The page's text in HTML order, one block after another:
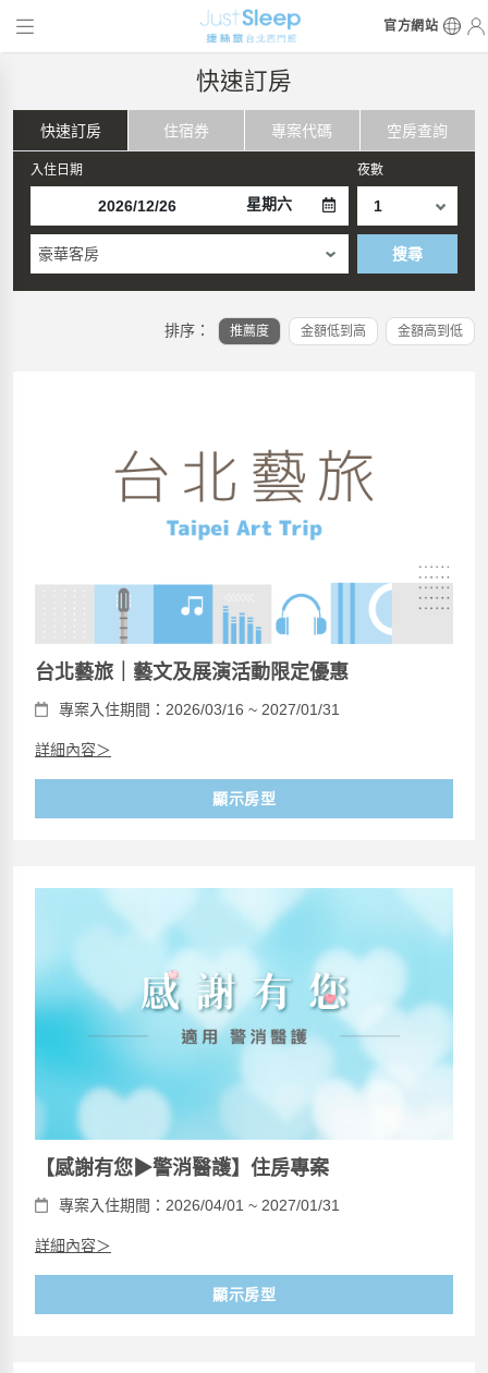
官方網站
快速訂房
快速訂房 住宿券 專案代碼 空房查詢
入住日期
星期六
夜數
豪華客房 搜尋
排序： 推薦度 金額低到高 金額高到低
台北藝旅｜藝文及展演活動限定優惠
專案入住期間：2026/03/16 ~ 2027/01/31
詳細內容＞
顯示房型
【感謝有您▶警消醫護】住房專案
專案入住期間：2026/04/01 ~ 2027/01/31
詳細內容＞
顯示房型